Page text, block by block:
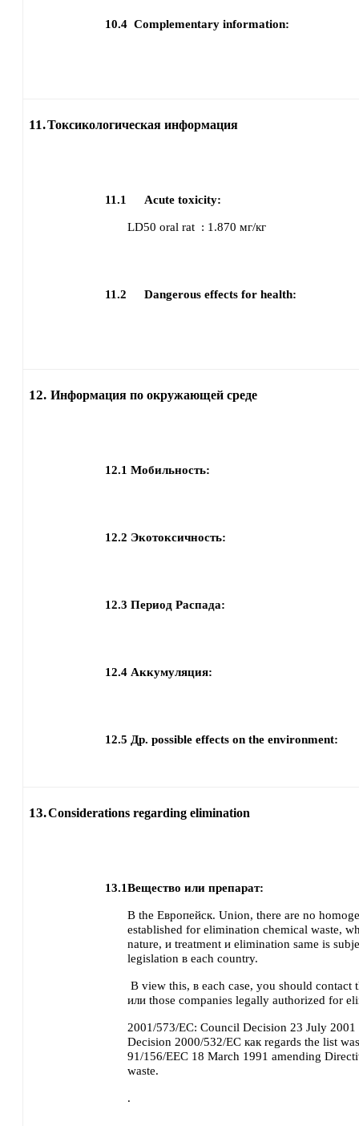
10.4 Complementary information:
11.Токсикологическая информация
11.1 Acute toxicity:
LD50 oral rat : 1.870 мг/кг
11.2 Dangerous effects for health:
12. Информация по окружающей среде
12.1 Мобильность:
12.2 Экотоксичность:
12.3 Период Распада:
12.4 Аккумуляция:
12.5 Др. possible effects on the environment:
13.Considerations regarding elimination
13.1Вещество или препарат:
В the Европейск. Union, there are no
established for elimination chemical waste,
nature, и treatment и elimination same is
legislation в each country.
В view this, в each case, you should contact
или those companies legally authorized for
2001/573/EC: Council Decision 23 July
Decision 2000/532/EC как regards the list
91/156/EEC 18 March 1991 amending
waste.
.